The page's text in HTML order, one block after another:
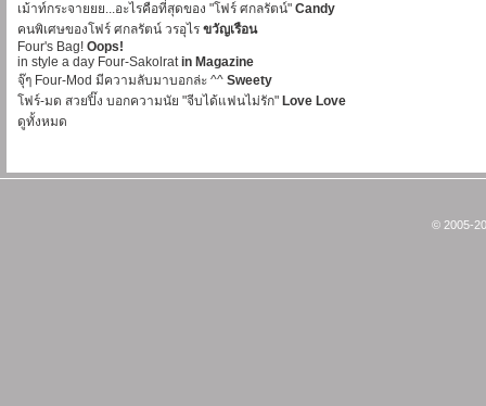
เม้าท์กระจายยย...อะไรคือที่สุดของ "โฟร์ ศกลรัตน์" Candy
คนพิเศษของโฟร์ ศกลรัตน์ วรอุไร ขวัญเรือน
Four's Bag! Oops!
in style a day Four-Sakolrat in Magazine
จุ๊ๆ Four-Mod มีความลับมาบอกล่ะ ^^ Sweety
โฟร์-มด สวยปิ๊ง บอกความนัย "จีบได้แฟนไม่รัก" Love Love
ดูทั้งหมด
© 2005-